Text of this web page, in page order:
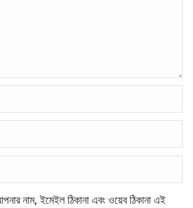
নাম, ইমেইল ঠিকানা এবং ওয়েব ঠিকানা এই